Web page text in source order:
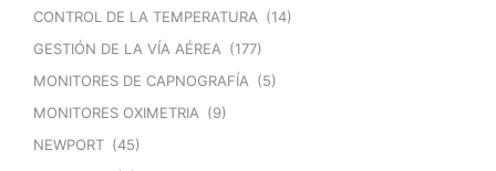
CONTROL DE LA TEMPERATURA (14)
GESTIÓN DE LA VÍA AÉREA (177)
MONITORES DE CAPNOGRAFÍA (5)
MONITORES OXIMETRIA (9)
NEWPORT (45)